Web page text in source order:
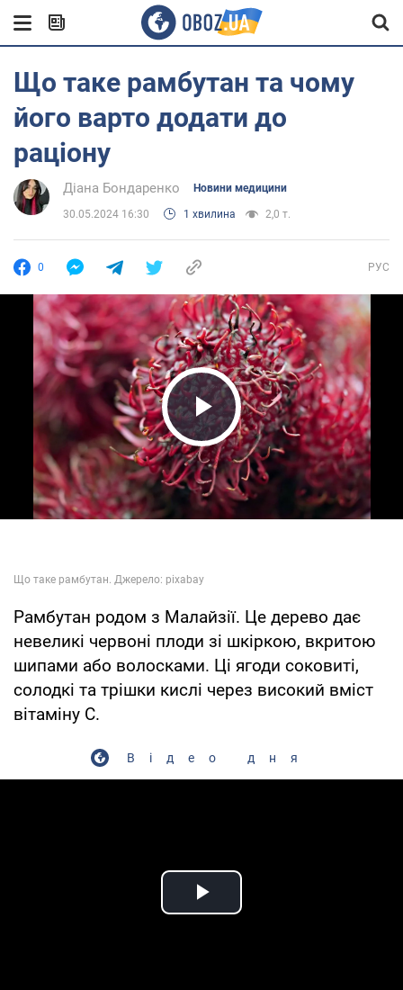
Що таке рамбутан та чому
його варто додати до
раціону
Діана Бондаренко Новини медицини
30.05.2024 16:30 1 хвилина 2,0 т.
0 РУС
Play Video
Рамбутан родом з Малайзії. Це дерево дає
невеликі червоні плоди зі шкіркою, вкритою
шипами або волосками. Ці ягоди соковиті,
солодкі та трішки кислі через високий вміст
вітаміну С.
Відео дня
Play Video